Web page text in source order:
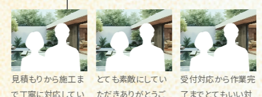
工ま
てい
とても素敵にしてい
ただきありがとうご
受付対応から作業完
了までとてもいい対
見積から工事
応もよく綺麗